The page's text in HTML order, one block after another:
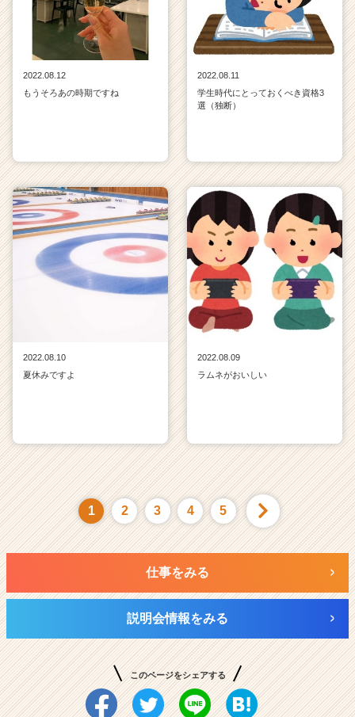
2022.08.12
もうそろあの時期ですね
2022.08.11
学生時代にとっておくべき資格3
選（独断）
2022.08.10
夏休みですよ
2022.08.09
ラムネがおいしい
1 2 3 4 5
仕事をみる
説明会情報をみる
このページをシェアする